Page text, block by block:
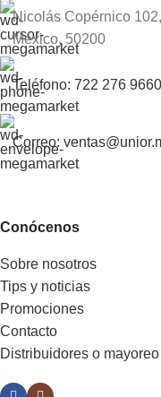
Nicolás Copérnico
México, 50200
Teléfono: 722 276 9660
Correo:
Conócenos
Sobre nosotros
Tips y noticias
Promociones
Contacto
Distribuidores o mayoreo